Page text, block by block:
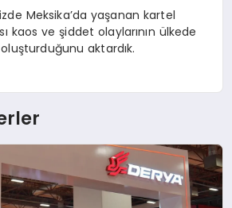
Meksika’da yaşanan kartel
kaos ve şiddet olaylarının ülkede
aktardık.